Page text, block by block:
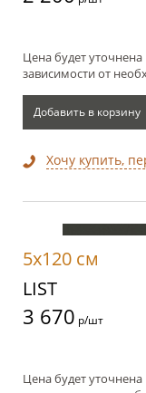
Цена будет
зависимости от
Добавить в корзину
Хочу купить,
5x120 см
LIST
3 670 р/шт
Цена будет